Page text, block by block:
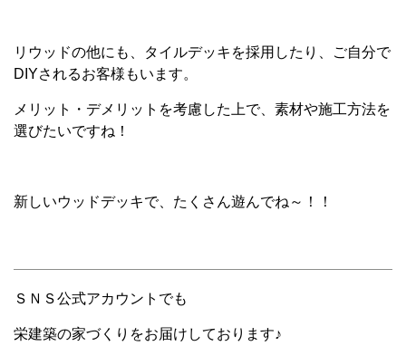
リウッドの他にも、タイルデッキを採用したり、ご自分で
DIYされるお客様もいます。
メリット・デメリットを考慮した上で、素材や施工方法を
選びたいですね！
新しいウッドデッキで、たくさん遊んでね～！！
ＳＮＳ公式アカウントでも
栄建築の家づくりをお届けしております♪